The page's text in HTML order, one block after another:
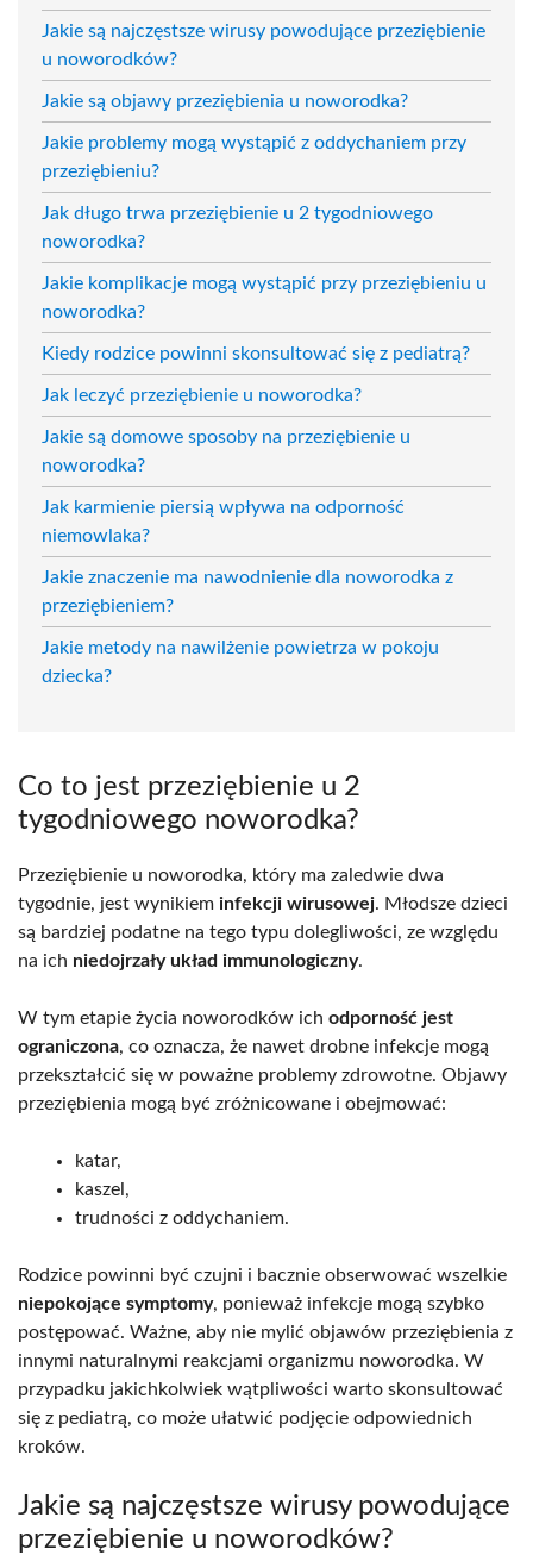
Jakie są najczęstsze wirusy powodujące przeziębienie
u noworodków?
Jakie są objawy przeziębienia u noworodka?
Jakie problemy mogą wystąpić z oddychaniem przy
przeziębieniu?
Jak długo trwa przeziębienie u 2 tygodniowego
noworodka?
Jakie komplikacje mogą wystąpić przy przeziębieniu u
noworodka?
Kiedy rodzice powinni skonsultować się z pediatrą?
Jak leczyć przeziębienie u noworodka?
Jakie są domowe sposoby na przeziębienie u
noworodka?
Jak karmienie piersią wpływa na odporność
niemowlaka?
Jakie znaczenie ma nawodnienie dla noworodka z
przeziębieniem?
Jakie metody na nawilżenie powietrza w pokoju
dziecka?
Co to jest przeziębienie u 2
tygodniowego noworodka?
Przeziębienie u noworodka, który ma zaledwie dwa
tygodnie, jest wynikiem infekcji wirusowej. Młodsze dzieci
są bardziej podatne na tego typu dolegliwości, ze względu
na ich niedojrzały układ immunologiczny.
W tym etapie życia noworodków ich odporność jest
ograniczona, co oznacza, że nawet drobne infekcje mogą
przekształcić się w poważne problemy zdrowotne. Objawy
przeziębienia mogą być zróżnicowane i obejmować:
katar,
kaszel,
trudności z oddychaniem.
Rodzice powinni być czujni i bacznie obserwować wszelkie
niepokojące symptomy, ponieważ infekcje mogą szybko
postępować. Ważne, aby nie mylić objawów przeziębienia z
innymi naturalnymi reakcjami organizmu noworodka. W
przypadku jakichkolwiek wątpliwości warto skonsultować
się z pediatrą, co może ułatwić podjęcie odpowiednich
kroków.
Jakie są najczęstsze wirusy powodujące
przeziębienie u noworodków?